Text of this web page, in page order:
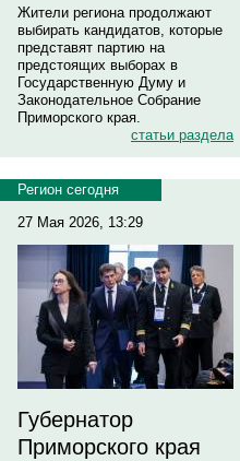
Жители региона продолжают
выбирать кандидатов, которые
представят партию на
предстоящих выборах в
Государственную Думу и
Законодательное Собрание
Приморского края.
статьи раздела
Регион сегодня
27 Мая 2026, 13:29
Губернатор
Приморского края